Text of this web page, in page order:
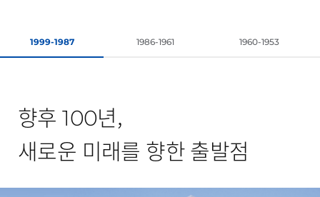
1999-1987 1986-1961 1960-1953
향후100년,
새로운 미래를 향한 출발점